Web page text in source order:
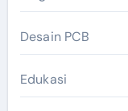
Desain PCB
Edukasi